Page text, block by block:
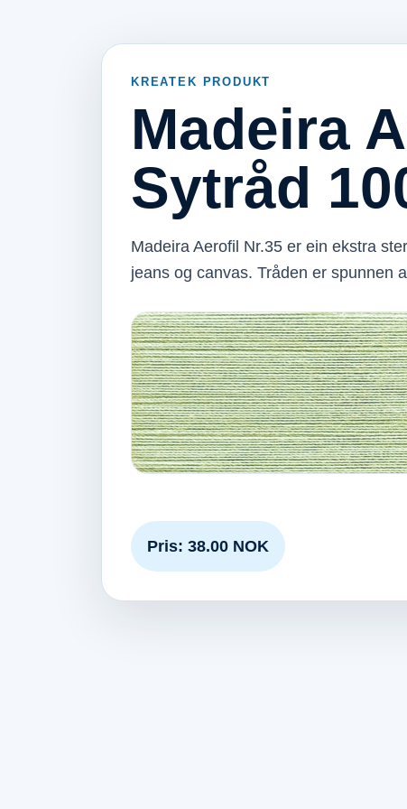
KREATEK PRODUKT
Madeira
Sytråd
Madeira Aerofil Nr.35 er ein ekstra
jeans og canvas. Tråden er spunnen
Pris: 38.00 NOK